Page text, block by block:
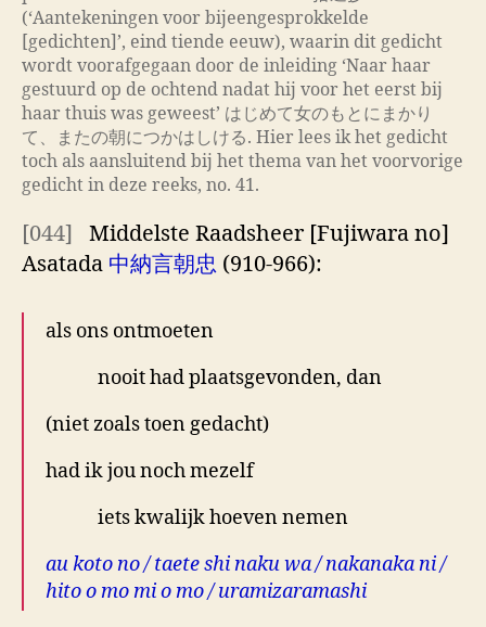
(‘Aantekeningen voor bijeengesprokkelde
[gedichten]’, eind tiende eeuw), waarin dit gedicht
wordt voorafgegaan door de inleiding ‘Naar haar
gestuurd op de ochtend nadat hij voor het eerst bij
haar thuis was geweest’ はじめて女のもとにまかり
て、またの朝につかはしける. Hier lees ik het gedicht
toch als aansluitend bij het thema van het voorvorige
gedicht in deze reeks, no. 41.
[044] Middelste Raadsheer [Fujiwara no]
Asatada 中納言朝忠 (910-966):
als ons ontmoeten
nooit had plaatsgevonden, dan
(niet zoals toen gedacht)
had ik jou noch mezelf
iets kwalijk hoeven nemen
au koto no / taete shi naku wa / nakanaka ni /
hito o mo mi o mo / uramizaramashi